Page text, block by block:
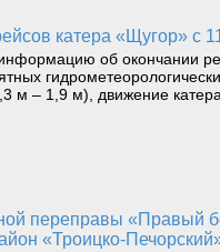
рейсов катера «Щугор»
об окончании
м – 1,9 м), движение
«Троицко-